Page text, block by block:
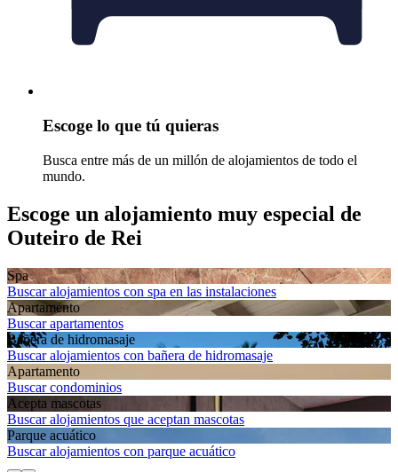
Escoge lo que tú quieras
Busca entre más de un millón de alojamientos de todo el
mundo.
Escoge un alojamiento muy especial de
Outeiro de Rei
Spa
Buscar alojamientos con spa en las instalaciones
Apartamento
Buscar apartamentos
Bañera de hidromasaje
Buscar alojamientos con bañera de hidromasaje
Apartamento
Buscar condominios
Acepta mascotas
Buscar alojamientos que aceptan mascotas
Parque acuático
Buscar alojamientos con parque acuático